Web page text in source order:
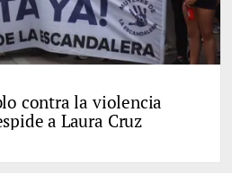
contra la violencia
a Laura Cruz